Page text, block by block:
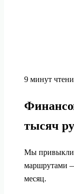
9 минут
тысяч
Мы привыкли
маршрутами
месяц.